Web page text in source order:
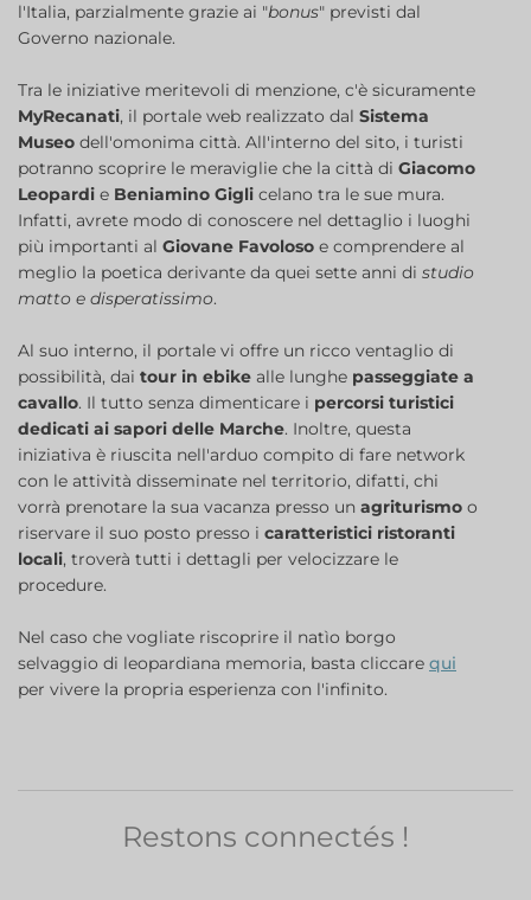
l'Italia, parzialmente grazie ai "bonus" previsti dal
Governo nazionale.
Tra le iniziative meritevoli di menzione, c'è sicuramente
MyRecanati, il portale web realizzato dal Sistema
Museo dell'omonima città. All'interno del sito, i turisti
potranno scoprire le meraviglie che la città di Giacomo
Leopardi e Beniamino Gigli celano tra le sue mura.
Infatti, avrete modo di conoscere nel dettaglio i luoghi
più importanti al Giovane Favoloso e comprendere al
meglio la poetica derivante da quei sette anni di studio
matto e disperatissimo.
Al suo interno, il portale vi offre un ricco ventaglio di
possibilità, dai tour in ebike alle lunghe passeggiate a
cavallo. Il tutto senza dimenticare i percorsi turistici
dedicati ai sapori delle Marche. Inoltre, questa
iniziativa è riuscita nell'arduo compito di fare network
con le attività disseminate nel territorio, difatti, chi
vorrà prenotare la sua vacanza presso un agriturismo o
riservare il suo posto presso i caratteristici ristoranti
locali, troverà tutti i dettagli per velocizzare le
procedure.
Nel caso che vogliate riscoprire il natìo borgo
selvaggio di leopardiana memoria, basta cliccare qui
per vivere la propria esperienza con l'infinito.
Restons connectés !